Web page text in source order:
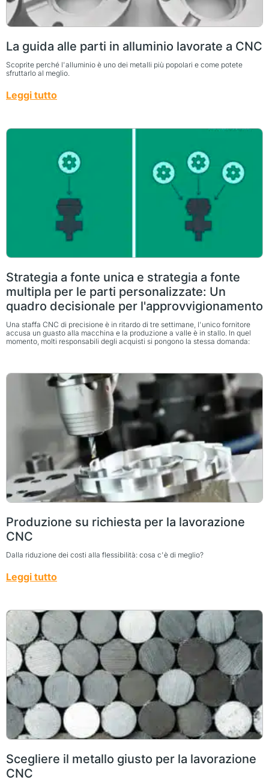
La guida alle parti in alluminio lavorate a CNC
Scoprite perché l'alluminio è uno dei metalli più popolari e come potete
sfruttarlo al meglio.
Leggi tutto
Strategia a fonte unica e strategia a fonte
multipla per le parti personalizzate: Un
quadro decisionale per l'approvvigionamento
Una staffa CNC di precisione è in ritardo di tre settimane, l'unico fornitore
accusa un guasto alla macchina e la produzione a valle è in stallo. In quel
momento, molti responsabili degli acquisti si pongono la stessa domanda:
Produzione su richiesta per la lavorazione
CNC
Dalla riduzione dei costi alla flessibilità: cosa c'è di meglio?
Leggi tutto
Scegliere il metallo giusto per la lavorazione
CNC